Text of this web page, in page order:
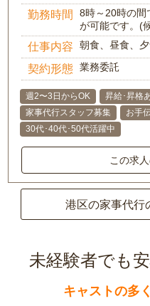
勤務時間
8時～20時の間
が可能です。(
仕事内容 朝食、昼食、
契約形態 業務委託
週2〜3日からOK 昇給･昇格
家事代行スタッフ募集
お手
30代･40代･50代活躍中
この求
港区の家事代行
未経験者でも
キャストの多